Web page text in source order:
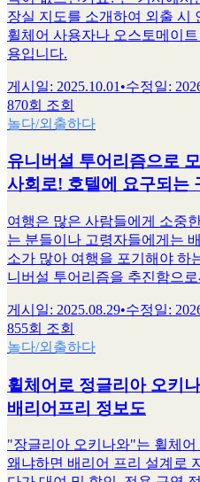
장실 지도를 소개하여 외출 시
휠체어 사용자나 오스토메이
용입니다.
게시일: 2025.10.01 •수정일:
870회 조회
놀다/외출하다
유니버설 투어리즘으로
사회로! 호텔에 요구되는
여행은 많은 사람들에게 소중
는 분들이나 고령자들에게는
소가 많아 여행을 포기해야 하
니버설 투어리즘을 추진함으
게시일: 2025.08.29•수정일:
855회 조회
놀다/외출하다
휠체어로 정글리아 오키
배리어프리 정보도
"장글리아 오키나와"는 휠체
왜냐하면 배리어 프리 설계로